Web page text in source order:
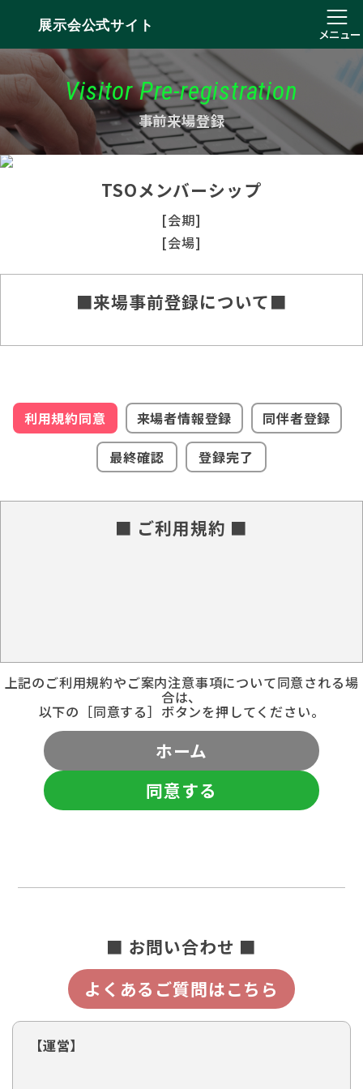
展示会公式サイト
メニュー
Visitor Pre-registration
事前来場登録
TSOメンバーシップ
[会期]
[会場]
■来場事前登録について■
利用規約同意 来場者情報登録
同伴者登録
最終確認
登録完了
■ ご利用規約 ■
上記のご利用規約やご案内注意事項について同意される場
合は、
以下の［同意する］ボタンを押してください。
ホーム
同意する
■ お問い合わせ ■
よくあるご質問はこちら
【運営】